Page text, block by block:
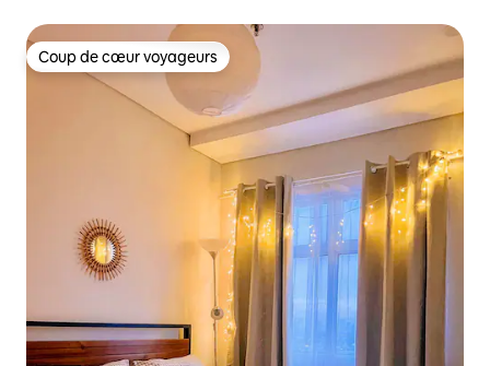
Coup de cœur voyageurs
Coup de cœur voyageurs